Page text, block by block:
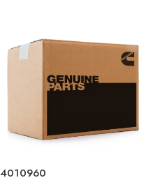
4010960